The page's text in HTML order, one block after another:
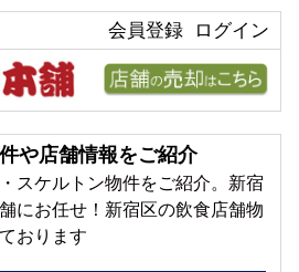
ログイン
会員登録
や店舗情報をご紹介
スケルトン物件をご紹介。新宿
にお任せ！新宿区の飲食店舗物
おります